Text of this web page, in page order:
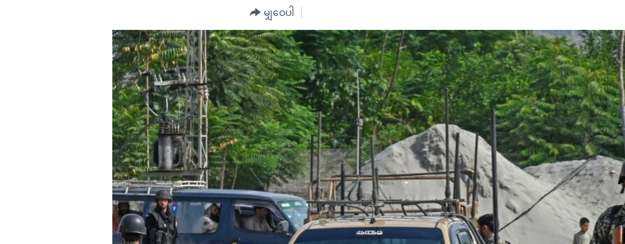
မကြေးမုံရဲ့ အင်္ဂလိပ်စာ
ရုပ်ရှင်ထဲက အင်္ဂလိပ်စာ
သုတပဒေသာ အင်္ဂလိပ်စာ
ရေဒီယိုနှင့်ရုပ်သံ အချက်အလက်များ
ရေဒီယို/တီဗွီအစီအစဉ်
မျှဝေပါ